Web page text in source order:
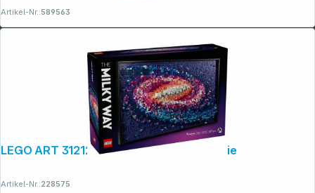
Artikel-Nr.:589563
LEGO ART 31212 Die Milchstraßen-Galaxie
Artikel-Nr.:228575